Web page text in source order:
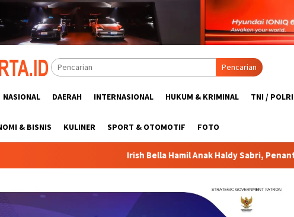
Pencarian
NASIONAL DAERAH INTERNASIONAL HUKUM & KRIMINAL TNI / POLRI
& BISNIS KULINER SPORT & OTOMOTIF FOTO
Irish Bella Hamil Anak Haldy Sabri, Penantian Berbuah Bahagia